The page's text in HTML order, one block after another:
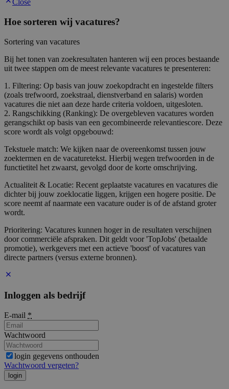
Close
Hoe sorteren wij vacatures?
Sortering van vacatures
Bij het tonen van zoekresultaten hanteren wij een proces bestaande
uit twee stappen om de meest relevante vacatures te presenteren:
1. Filtering: Op basis van jouw zoekopdracht en ingestelde filters
(zoals trefwoord, zoekstraal, dienstverband en salaris) worden
vacatures die niet aan deze harde criteria voldoen, uitgesloten.
2. Rangschikking (Ranking): De overgebleven vacatures worden
gerangschikt op basis van een gecombineerde relevantiescore. Deze
score wordt als volgt opgebouwd:
Tekstuele match: We kijken naar de overeenkomst tussen jouw
zoektermen en de vacaturetekst. Hierbij wegen trefwoorden in de
functietitel het zwaarst, gevolgd door de korte omschrijving.
Actualiteit & Locatie: Recent geplaatste vacatures en vacatures die
dichter bij jouw zoeklocatie liggen, krijgen een hogere positie. De
score neemt af naarmate een vacature ouder is of de afstand groter
wordt.
Prioritering: Vacatures kunnen hoger in de resultaten verschijnen
door commerciële afspraken. Dit geldt voor 'TopJobs' (betaalde
promotie), werkgevers met een actieve 'boost' of vacatures van
directe partners (versus externe bronnen).
Inloggen als bedrijf
E-mail *
Wachtwoord
login gegevens onthouden
Wachtwoord vergeten?
login